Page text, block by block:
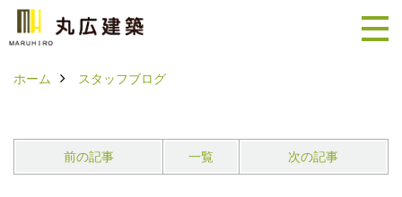
ホーム スタッフブログ
前の記事 一覧 次の記事